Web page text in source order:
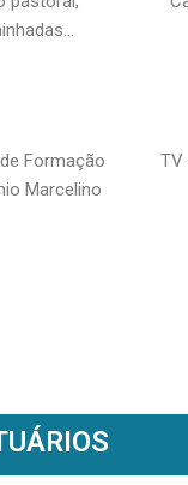
Formação
Marcelino
TV